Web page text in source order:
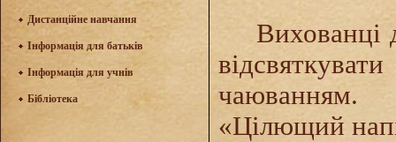
Дистанційне навчання
Інформація для батьків
Інформація для учнів
Бібліотека
Вихованці
чаюванням.
«Цілющий